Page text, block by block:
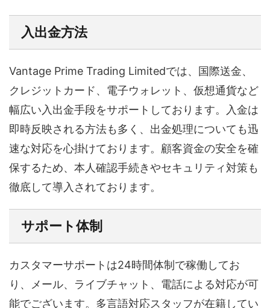
入出金方法
Vantage Prime Trading Limitedでは、国際送金、
クレジットカード、電子ウォレット、仮想通貨など
幅広い入出金手段をサポートしております。入金は
即時反映される方法も多く、出金処理についても迅
速な対応を心掛けております。顧客資金の安全を確
保するため、本人確認手続きやセキュリティ対策も
徹底して導入されております。
サポート体制
カスタマーサポートは24時間体制で稼働してお
り、メール、ライブチャット、電話による対応が可
能でございます。多言語対応スタッフが在籍してい